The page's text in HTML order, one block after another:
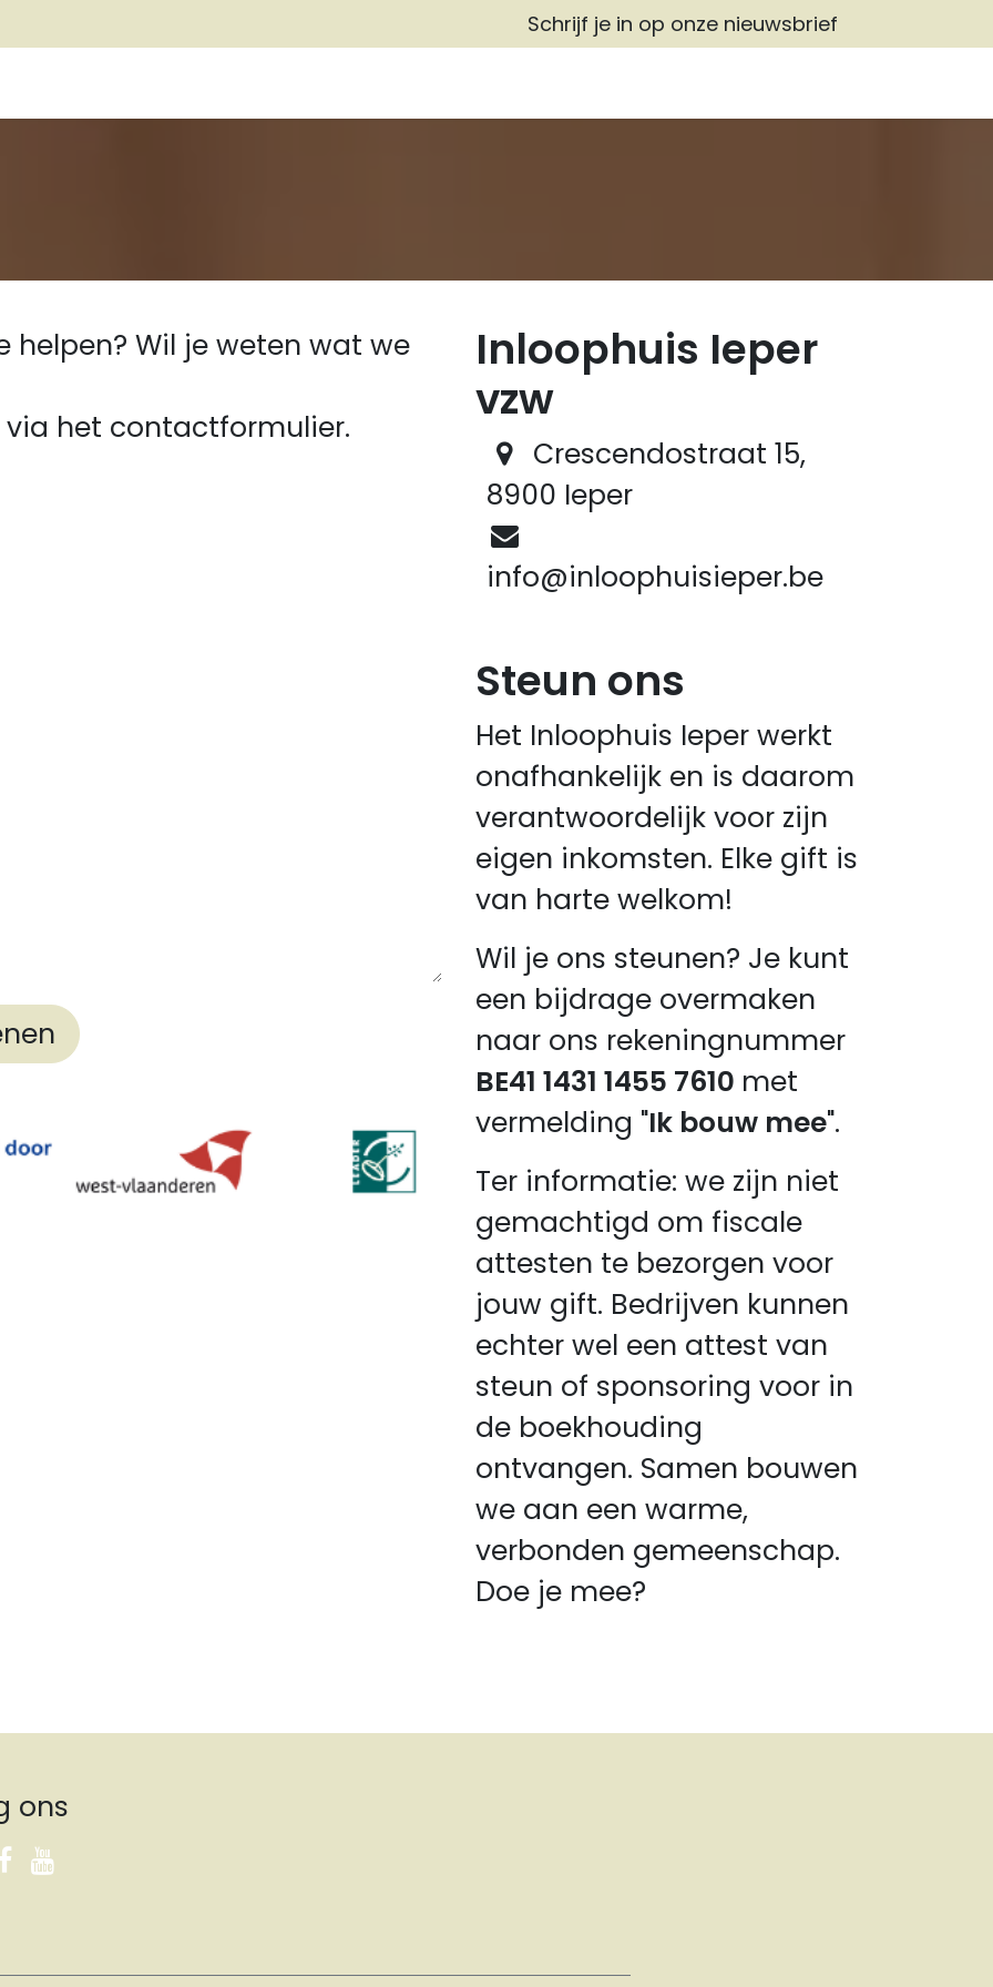
Schrijf je in op onze nieuwsbrief
helpen? Wil je weten wat we
het contactformulier.
Inloophuis Ieper
vzw
Crescendostraat 15,
8900 Ieper
info@inloophuisieper.be
Steun ons
Het Inloophuis Ieper werkt
onafhankelijk en is daarom
verantwoordelijk voor zijn
eigen inkomsten. Elke gift is
van harte welkom!
Wil je ons steunen? Je kunt
een bijdrage overmaken
naar ons rekeningnummer
BE41 1431 1455 7610 met
vermelding "Ik bouw mee".
Ter informatie: we zijn niet
gemachtigd om fiscale
attesten te bezorgen voor
jouw gift. Bedrijven kunnen
echter wel een attest van
steun of sponsoring voor in
de boekhouding
ontvangen. Samen bouwen
we aan een warme,
verbonden gemeenschap.
Doe je mee?
ons